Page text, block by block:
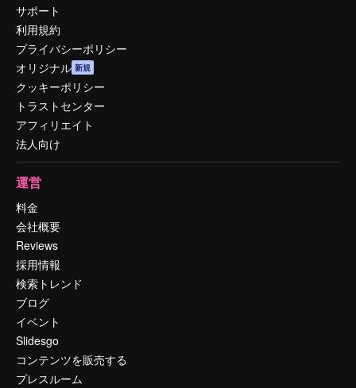
サポート
利用規約
プライバシーポリシー
オリジナル 新規
クッキーポリシー
トラストセンター
アフィリエイト
法人向け
運営
料金
会社概要
Reviews
採用情報
検索トレンド
ブログ
イベント
Slidesgo
コンテンツを販売する
プレスルーム